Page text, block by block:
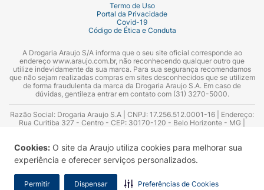
Cookies: O site da Araujo utiliza cookies para melhorar sua
experiência e oferecer serviços personalizados.
Permitir Dispensar Preferências de Cookies
Termo de Uso
Portal da Privacidade
Covid-19
Código de Ética e Conduta
A Drogaria Araujo S/A informa que o seu site oficial corresponde ao
endereço www.araujo.com.br, não reconhecendo qualquer outro que
utilize indevidamente da sua marca. Para sua segurança recomendamos
que não sejam realizadas compras em sites desconhecidos que se utilizem
de forma fraudulenta da marca da Drogaria Araujo S.A. Em caso de
dúvidas, gentileza entrar em contato com (31) 3270-5000.
Razão Social: Drogaria Araujo S.A | CNPJ: 17.256.512.0001-16 | Endereço:
Rua Curitiba 327 - Centro - CEP: 30170-120 - Belo Horizonte - MG |
Azevedo Guimarães – CRF 10.965 | Yasmin Silva Alvarenga – CRF 52.584 -
Consultor substituto: Thiago Aguiar Pinheiro - CRF Nº 13.748. Alvará
Sanitário: 2025020713 | Autorização de Funcionamento da Empresa (AFE):